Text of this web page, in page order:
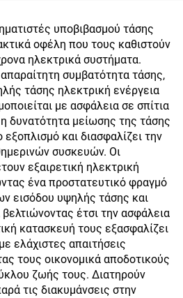
υποβιβασμού τάσης
οφέλη που τους καθιστούν
ηλεκτρικά συστήματα.
συμβατότητα τάσης,
τάσης ηλεκτρική ενέργεια
με ασφάλεια σε σπίτια
η δυνατότητα μείωσης της τάσης
και διασφαλίζει την
συσκευών. Οι
εξαιρετική ηλεκτρική
ένα προστατευτικό φραγμό
εισόδου υψηλής τάσης και
έτσι την ασφάλεια
κατασκευή τους εξασφαλίζει
ελάχιστες απαιτήσεις
τους οικονομικά αποδοτικούς
ζωής τους. Διατηρούν
τις διακυμάνσεις στην